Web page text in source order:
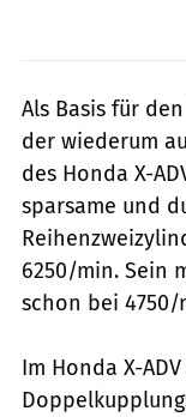
Als Basis für
der wiederum
des Honda X-
sparsame und
6250/min. Sein
schon bei
Im Honda X-